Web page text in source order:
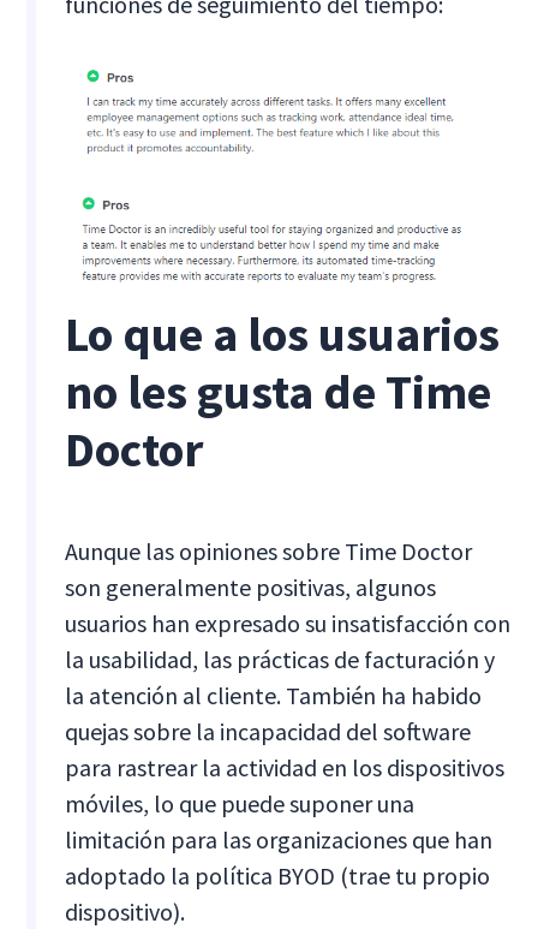
Lo que a los usuarios
no les gusta de Time
Doctor
Aunque las opiniones sobre Time Doctor
son generalmente positivas, algunos
usuarios han expresado su insatisfacción con
la usabilidad, las prácticas de facturación y
la atención al cliente. También ha habido
quejas sobre la incapacidad del software
para rastrear la actividad en los dispositivos
móviles, lo que puede suponer una
limitación para las organizaciones que han
adoptado la política BYOD (trae tu propio
dispositivo).